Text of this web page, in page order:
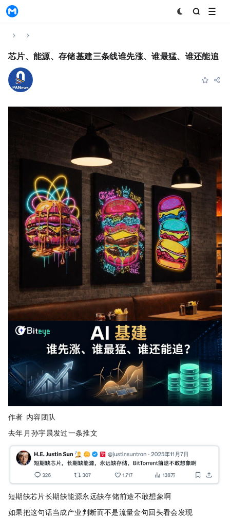
芯片、能源、存储：AI基建三条线，谁先涨、谁最猛、谁还能追？
作者：Changan I 内容团队
去年 11 月，孙宇晨发过一条推文：
短期缺芯片，长期缺能源，永远缺存储，BitTorrent前途不敢想象啊
如果把这句话当成产业判断，而不是流量金句，回头看会发现：